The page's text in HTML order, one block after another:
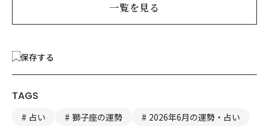
一覧を見る
保存する
TAGS
占い 獅子座の運勢 2026年6月の運勢・占い